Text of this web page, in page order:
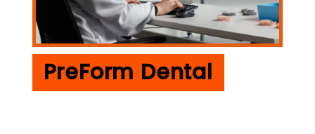
PreForm Dental